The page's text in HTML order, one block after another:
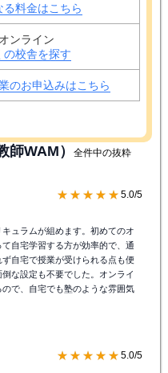
/中学生/高校生
る料金はこちら
ンライン
の校舎を探す
のお申込みはこちら
師WAM）全件中の抜粋
★★★★★5.0/5
自宅学習する方が効率的で、通
ず自宅で授業が受けられる点も便
な設定も不要でした。オンライ